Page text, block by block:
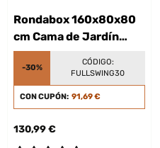
Rondabox 160x80x80
cm Cama de Jardín
elevada Plata
-30%
CÓDIGO:
FULLSWING30
CON CUPÓN: 91,69 €
130,99 €